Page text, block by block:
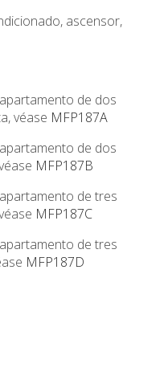
ascensor,
de dos
véase MFP187A
de dos
MFP187B
de tres
MFP187C
de tres
MFP187D